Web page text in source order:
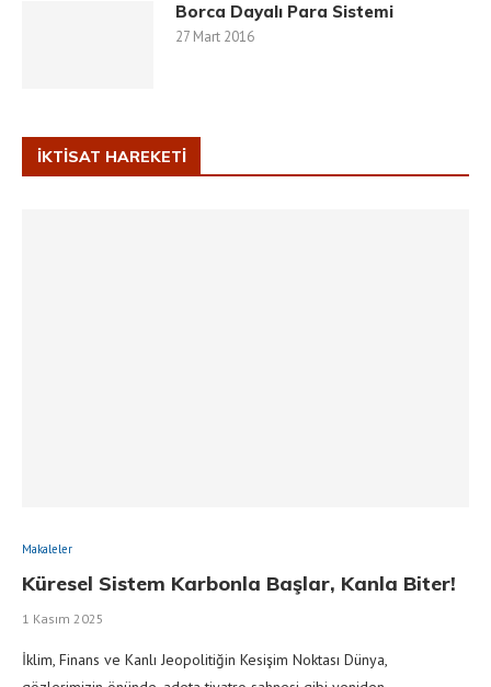
Borca Dayalı Para Sistemi
27 Mart 2016
İKTISAT HAREKETI
Makaleler
Küresel Sistem Karbonla Başlar, Kanla Biter!
1 Kasım 2025
İklim, Finans ve Kanlı Jeopolitiğin Kesişim Noktası Dünya,